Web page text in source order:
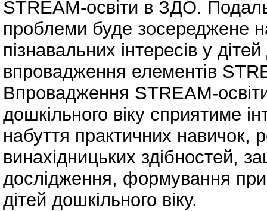
STREAM-освіти в ЗДО.
проблеми буде зосереджене
пізнавальних інтересів у
впровадження елементів
Впровадження STREAM-
дошкільного віку сприятиме
набуття практичних навичок,
винахідницьких здібностей,
дослідження, формування
дітей дошкільного віку.